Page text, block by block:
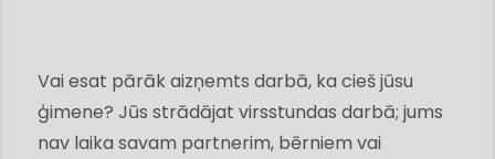
Vai esat pārāk aizņemts darbā, ka cieš jūsu
ģimene? Jūs strādājat virsstundas darbā; jums
nav laika savam partnerim, bērniem vai